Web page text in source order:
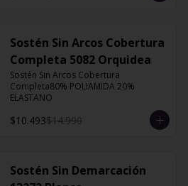
Sostén Sin Arcos Cobertura
Completa 5082 Orquidea
Sostén Sin Arcos Cobertura
Completa80% POLIAMIDA 20%
ELASTANO
$10.493$14.990
Sostén Sin Demarcación